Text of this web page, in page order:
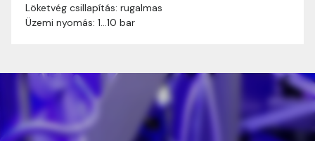
Löketvég csillapítás: rugalmas
Üzemi nyomás: 1…10 bar